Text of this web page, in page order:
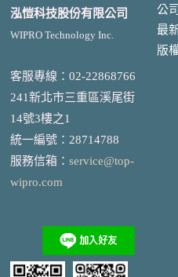
泓愷科技股份有限公司
WIPRO Technology Inc.
客服專線：02-22868766
241新北市三重區溪尾街
14號3樓之1
統一編號 ： 28714788
服務信箱： service@top-
wipro.com
公
最
版